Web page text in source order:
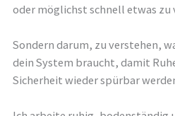
oder möglichst schnell etwas zu
Sondern darum, zu verstehen,
dein System braucht, damit
Sicherheit wieder spürbar